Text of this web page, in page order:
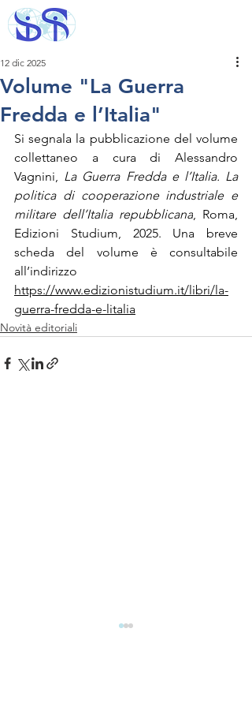
Volume "La Guerra
Fredda e l’Italia"
12 dic 2025
Si segnala la pubblicazione del volume
collettaneo a cura di Alessandro
Vagnini, La Guerra Fredda e l’Italia. La
politica di cooperazione industriale e
militare dell’Italia repubblicana, Roma,
Edizioni Studium, 2025. Una breve
scheda del volume è consultabile
https://www.edizionistudium.it/libri/la-
guerra-fredda-e-litalia
Novità editoriali